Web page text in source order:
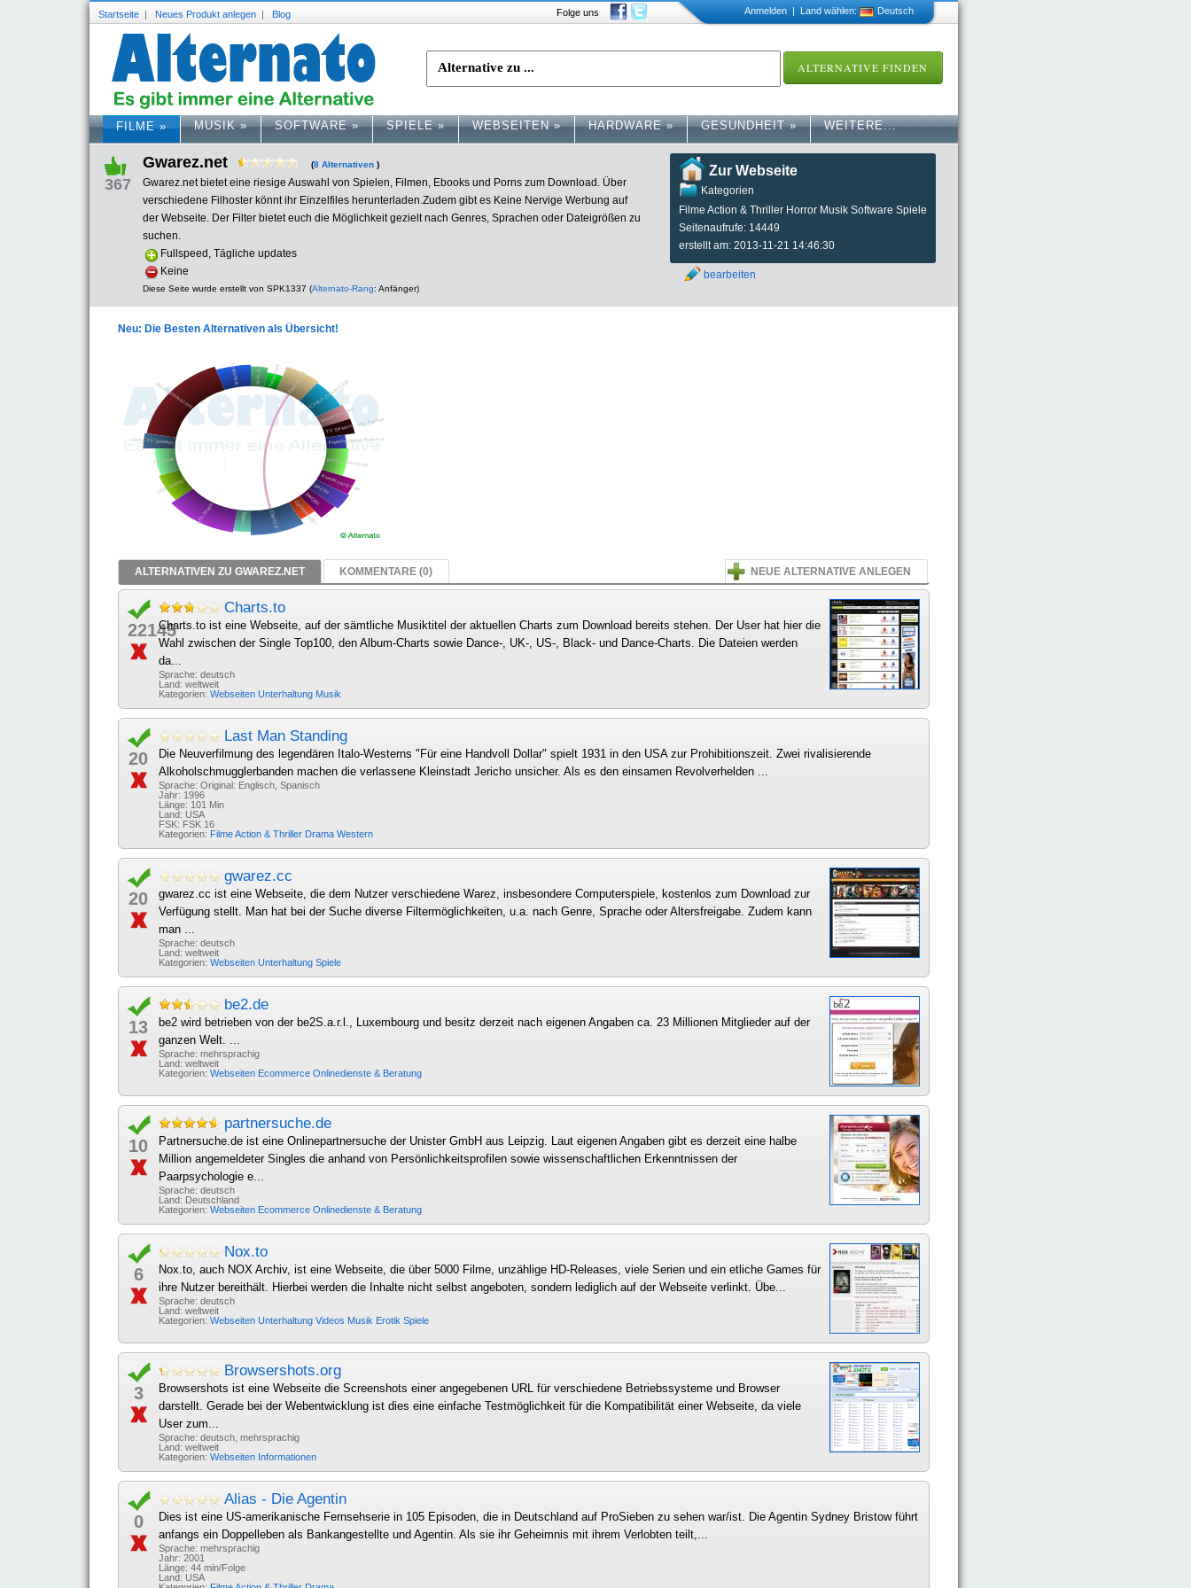
Startseite | Neues Produkt anlegen | Blog Folge uns Anmelden | Land wählen: Deutsch
ALTERNATIVE FINDEN
FILME» MUSIK» SOFTWARE» SPIELE» WEBSEITEN» HARDWARE» GESUNDHEIT» WEITERE...
Zur Webseite
Kategorien
Filme Action & Thriller Horror Musik Software Spiele
Seitenaufrufe: 14449
erstellt am: 2013-11-21 14:46:30
bearbeiten
367
Gwarez.net (8 Alternativen )
Gwarez.net bietet eine riesige Auswahl von Spielen, Filmen, Ebooks und Porns zum Download. Über
verschiedene Filhoster könnt ihr Einzelfiles herunterladen.Zudem gibt es Keine Nervige Werbung auf
der Webseite. Der Filter bietet euch die Möglichkeit gezielt nach Genres, Sprachen oder Dateigrößen zu
suchen.
Fullspeed, Tägliche updates
Keine
Diese Seite wurde erstellt von SPK1337 (Alternato-Rang: Anfänger)
Neu: Die Besten Alternativen als Übersicht!
ALTERNATIVEN ZU GWAREZ.NET KOMMENTARE (0) NEUE ALTERNATIVE ANLEGEN
22145
Charts.to
Charts.to ist eine Webseite, auf der sämtliche Musiktitel der aktuellen Charts zum Download bereits stehen. Der User hat hier die
Wahl zwischen der Single Top100, den Album-Charts sowie Dance-, UK-, US-, Black- und Dance-Charts. Die Dateien werden
da...
Sprache: deutsch
Land: weltweit
Kategorien: Webseiten Unterhaltung Musik
20
Last Man Standing
Die Neuverfilmung des legendären Italo-Westerns "Für eine Handvoll Dollar" spielt 1931 in den USA zur Prohibitionszeit. Zwei rivalisierende
Alkoholschmugglerbanden machen die verlassene Kleinstadt Jericho unsicher. Als es den einsamen Revolverhelden ...
Sprache: Original: Englisch, Spanisch
Jahr: 1996
Länge: 101 Min
Land: USA
FSK: FSK 16
Kategorien: FilmeAction & Thriller Drama Western
20
gwarez.cc
gwarez.cc ist eine Webseite, die dem Nutzer verschiedene Warez, insbesondere Computerspiele, kostenlos zum Download zur
Verfügung stellt. Man hat bei der Suche diverse Filtermöglichkeiten, u.a. nach Genre, Sprache oder Altersfreigabe. Zudem kann
man ...
Sprache: deutsch
Land: weltweit
Kategorien: Webseiten Unterhaltung Spiele
13
be2.de
be2 wird betrieben von der be2S.a.r.l., Luxembourg und besitz derzeit nach eigenen Angaben ca. 23 Millionen Mitglieder auf der
ganzen Welt. ...
Sprache: mehrsprachig
Land: weltweit
Kategorien: Webseiten Ecommerce Onlinedienste & Beratung
10
partnersuche.de
Partnersuche.de ist eine Onlinepartnersuche der Unister GmbH aus Leipzig. Laut eigenen Angaben gibt es derzeit eine halbe
Million angemeldeter Singles die anhand von Persönlichkeitsprofilen sowie wissenschaftlichen Erkenntnissen der
Paarpsychologie e...
Sprache: deutsch
Land: Deutschland
Kategorien: Webseiten Ecommerce Onlinedienste & Beratung
6
Nox.to
Nox.to, auch NOX Archiv, ist eine Webseite, die über 5000 Filme, unzählige HD-Releases, viele Serien und ein etliche Games für
ihre Nutzer bereithält. Hierbei werden die Inhalte nicht selbst angeboten, sondern lediglich auf der Webseite verlinkt. Übe...
Sprache: deutsch
Land: weltweit
Kategorien: Webseiten Unterhaltung Videos Musik Erotik Spiele
3
Browsershots.org
Browsershots ist eine Webseite die Screenshots einer angegebenen URL für verschiedene Betriebssysteme und Browser
darstellt. Gerade bei der Webentwicklung ist dies eine einfache Testmöglichkeit für die Kompatibilität einer Webseite, da viele
User zum...
Sprache: deutsch, mehrsprachig
Land: weltweit
Kategorien: Webseiten Informationen
0
Alias - Die Agentin
Dies ist eine US-amerikanische Fernsehserie in 105 Episoden, die in Deutschland auf ProSieben zu sehen war/ist. Die Agentin Sydney Bristow führt
anfangs ein Doppelleben als Bankangestellte und Agentin. Als sie ihr Geheimnis mit ihrem Verlobten teilt,...
Sprache: mehrsprachig
Jahr: 2001
Länge: 44 min/Folge
Land: USA